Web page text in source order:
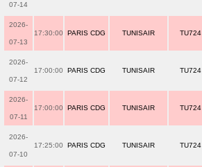
07-14
2026-
07-13
17:30:00 PARIS CDG TUNISAIR TU724
2026-
07-12
17:00:00 PARIS CDG TUNISAIR TU724
2026-
07-11
17:00:00 PARIS CDG TUNISAIR TU724
2026-
07-10
17:25:00 PARIS CDG TUNISAIR TU724